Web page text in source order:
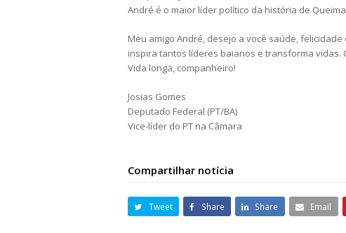
André é o maior líder político da história de
Meu amigo André, desejo a você saúde,
inspira tantos líderes baianos e transforma vidas.
Vida longa, companheiro!
Josias Gomes
Deputado Federal (PT/BA)
Vice-líder do PT na Câmara
Compartilhar notícia
Tweet Share Share Email